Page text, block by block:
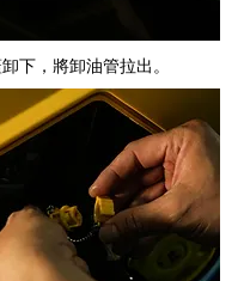
下，將卸油管拉出。